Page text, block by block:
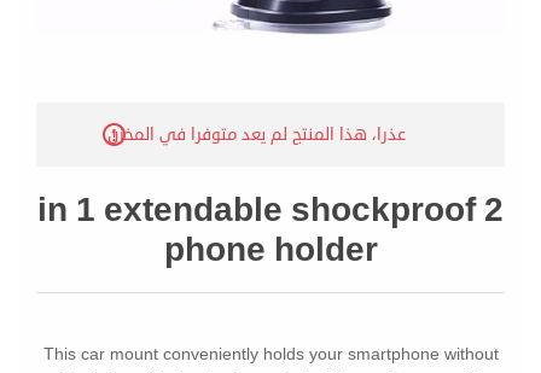
عذرا، هذا المنتج لم يعد متوفرا في المخزن
2 in 1 extendable shockproof
phone holder
This car mount conveniently holds your smartphone without